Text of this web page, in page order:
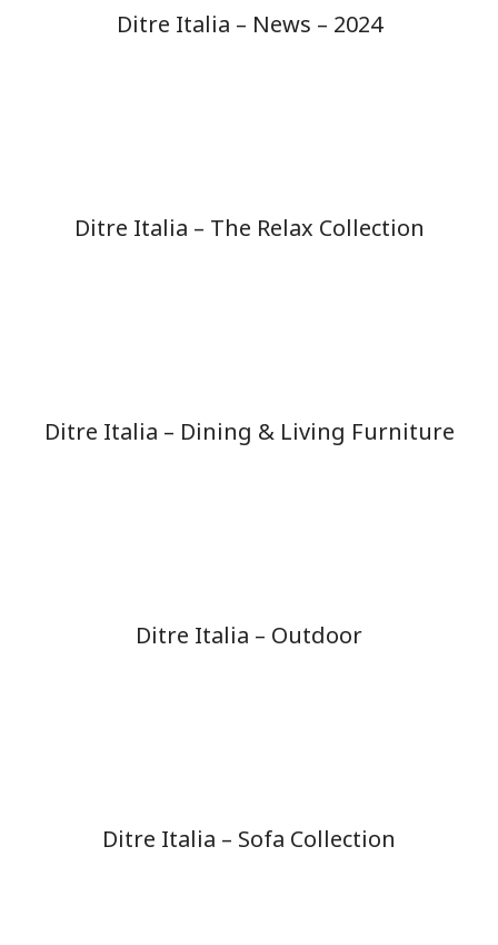
Ditre Italia – News – 2024
Ditre Italia – The Relax Collection
Ditre Italia – Dining & Living Furniture
Ditre Italia – Outdoor
Ditre Italia – Sofa Collection